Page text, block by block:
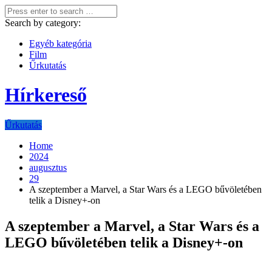
Search by category:
Egyéb kategória
Film
Űrkutatás
Hírkereső
Űrkutatás
Home
2024
augusztus
29
A szeptember a Marvel, a Star Wars és a LEGO bűvöletében
telik a Disney+-on
A szeptember a Marvel, a Star Wars és a
LEGO bűvöletében telik a Disney+-on